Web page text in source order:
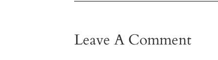
Leave A Comment